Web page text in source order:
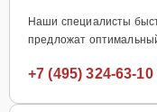
Наши специалисты
предложат
+7 (495) 324-63-10